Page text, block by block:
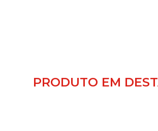
PRODUTO EM